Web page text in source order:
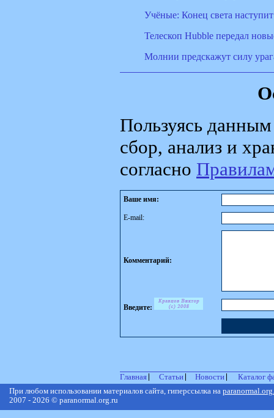
Учёные: Конец света
Телескоп Hubble передал
Молнии предскажут силу
Пользуясь
сбор, анализ и
согласно
Ваше имя:
E-mail:
Комментарий:
Введите:
Главная Статьи Новости
Каталог
При любом использовании материалов сайта, гиперссылка на
2007 - 2026 © paranormal.org.ru